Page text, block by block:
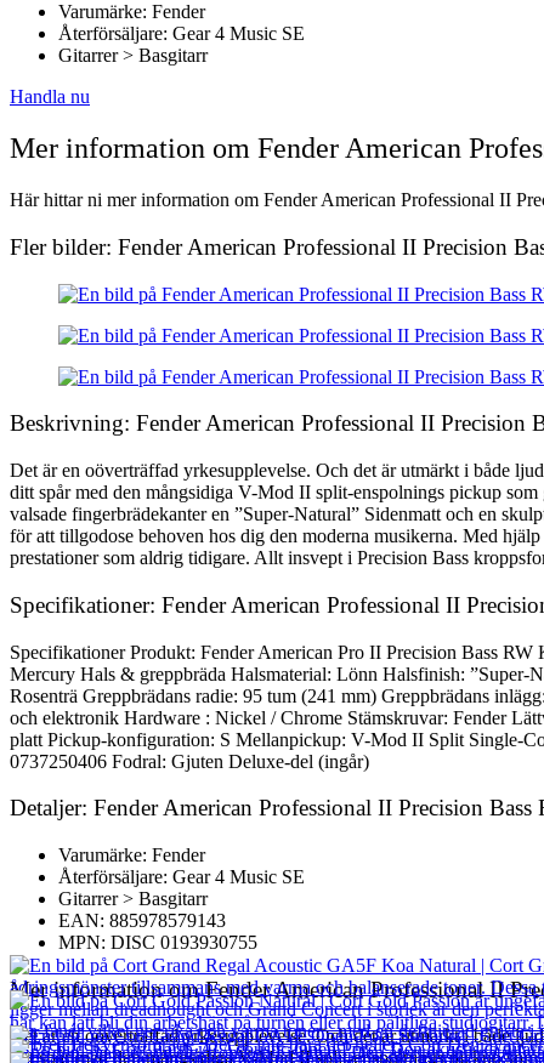
Varumärke: Fender
Återförsäljare: Gear 4 Music SE
Gitarrer > Basgitarr
Handla nu
Mer information om Fender American
Här hittar ni mer information om Fender American Professional II
Fler bilder: Fender American Professional II Precision
Beskrivning: Fender American Professional II Precision
Det är en oöverträffad yrkesupplevelse. Och det är utmärkt i både
ditt spår med den mångsidiga V-Mod II split-enspolnings pickup
valsade fingerbrädekanter en ”Super-Natural” Sidenmatt och en
för att tillgodose behoven hos dig den moderna musikerna. Med
prestationer som aldrig tidigare. Allt insvept i Precision Bass
Specifikationer: Fender American Professional II
Specifikationer Produkt: Fender American Pro II Precision Bass
Mercury Hals & greppbräda Halsmaterial: Lönn Halsfinish: ”Super-
Rosenträ Greppbrädans radie: 95 tum (241 mm) Greppbrädans
och elektronik Hardware : Nickel / Chrome Stämskruvar: Fender
platt Pickup-konfiguration: S Mellanpickup: V-Mod II Split Single-
0737250406 Fodral: Gjuten Deluxe-del (ingår)
Detaljer: Fender American Professional II Precision
Varumärke: Fender
Återförsäljare: Gear 4 Music SE
Gitarrer > Basgitarr
EAN: 885978579143
MPN: DISC 0193930755
Mer information om Fender American Professional II
Det är en oöverträffad yrkesupplevelse. Och det är utmärkt i både
ditt spår med den mångsidiga V-Mod II split-enspolnings pickup